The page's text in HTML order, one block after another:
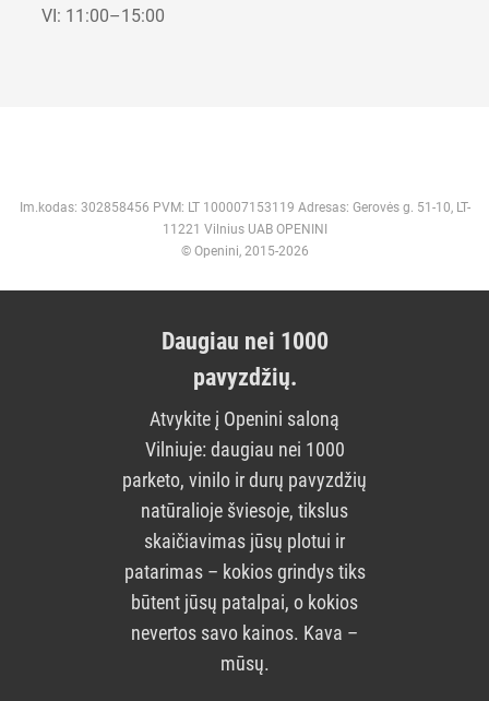
VI: 11:00–15:00
Im.kodas: 302858456 PVM: LT 100007153119 Adresas: Gerovės g. 51-10, LT-
11221 Vilnius UAB OPENINI
© Openini, 2015-2026
Daugiau nei 1000
pavyzdžių.
Atvykite į Openini saloną
Vilniuje: daugiau nei 1000
parketo, vinilo ir durų pavyzdžių
natūralioje šviesoje, tikslus
skaičiavimas jūsų plotui ir
patarimas – kokios grindys tiks
būtent jūsų patalpai, o kokios
nevertos savo kainos. Kava –
mūsų.